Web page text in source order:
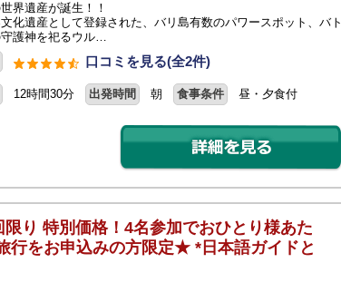
界遺産が誕生！！
化遺産として登録された、バリ島有数のパワースポット、バト
守護神を祀るウル…
口コミを見る(全2件)
12時間30分 出発時間 朝 食事条件 昼・夕食付
り 特別価格！4名参加でおひとり様あた
行をお申込みの方限定★ *日本語ガイドと